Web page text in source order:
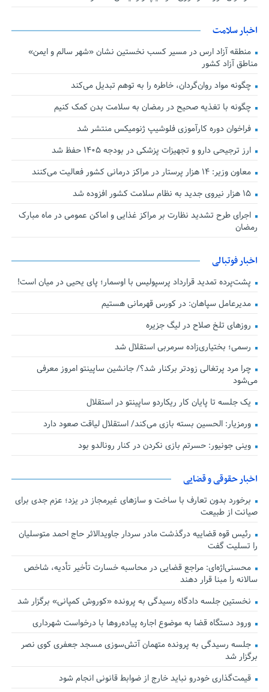
اخبار سلامت
منطقه آزاد ارس در مسیر کسب نخستین نشان «شهر سالم و ایمن»
مناطق آزاد کشور
چگونه مواد روان‌گردان، خاطره را به توهم تبدیل می‌کند
چگونه با تغذیه صحیح در رمضان به سلامت بدن کمک کنیم
فراخوان دوره کارآموزی فلوشیپ ژنومیکس منتشر شد
ارز ترجیحی دارو و تجهیزات پزشکی در بودجه ۱۴۰۵ حفظ شد
معاون وزیر: ۱۴ هزار پرستار در مراکز درمانی کشور فعالیت می‌کنند
۱۵ هزار نیروی جدید به نظام سلامت کشور افزوده شد
اجرای طرح تشدید نظارت بر مراکز غذایی و اماکن عمومی در ماه مبارک
رمضان
اخبار فوتبالی
پشت‌پرده تمدید قرارداد پرسپولیس با اوسمار؛ پای یحیی در میان است!
مدیرعامل سپاهان: در کورس قهرمانی هستیم
روزهای تلخ صلاح در لیگ جزیره
رسمی؛ بختیاری‌زاده سرمربی استقلال شد
چرا مرد پرتغالی زودتر برکنار شد؟/ جانشین ساپینتو امروز معرفی
می‌شود
یک جلسه تا پایان کار ریکاردو ساپینتو در استقلال
ورمزیار: الحسین بسته بازی می‌کند/ استقلال لیاقت صعود دارد
وینی جونیور: حسرتم بازی نکردن در کنار رونالدو بود
اخبار حقوقی و قضایی
برخورد بدون تعارف با ساخت‌ و سازهای غیرمجاز در یزد؛ عزم جدی برای
صیانت از طبیعت
رئیس قوه قضاییه درگذشت مادر سردار جاویدالاثر حاج احمد متوسلیان
را تسلیت گفت
محسنی‌اژه‌ای: مراجع قضایی در محاسبه خسارت تأخیر تأدیه، شاخص
سالانه را مبنا قرار دهند
نخستین جلسه دادگاه رسیدگی به پرونده «کوروش کمپانی» برگزار شد
ورود دستگاه قضا به موضوع اجاره پیاده‌روها با درخواست شهرداری
جلسه رسیدگی به پرونده متهمان آتش‌سوزی مسجد جعفری کوی نصر
برگزار شد
قیمت‌گذاری خودرو نباید خارج از ضوابط قانونی انجام شود